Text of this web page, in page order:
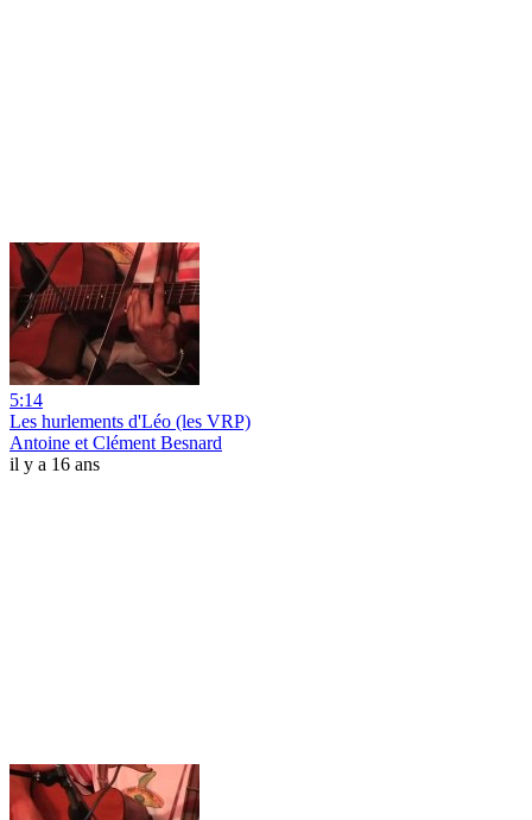
5:14
Les hurlements d'Léo (les VRP)
Antoine et Clément Besnard
il y a 16 ans